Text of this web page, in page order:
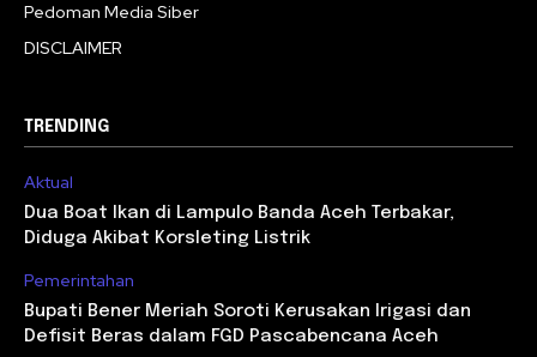
Pedoman Media Siber
DISCLAIMER
TRENDING
Aktual
Dua Boat Ikan di Lampulo Banda Aceh Terbakar,
Diduga Akibat Korsleting Listrik
Pemerintahan
Bupati Bener Meriah Soroti Kerusakan Irigasi dan
Defisit Beras dalam FGD Pascabencana Aceh